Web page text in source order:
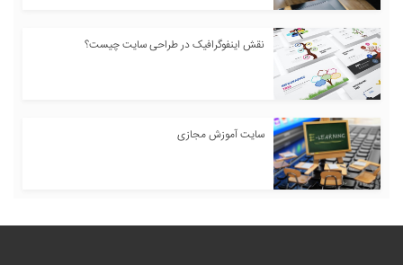
نقش اینفوگرافیک در طراحی سایت چیست؟
سایت آموزش مجازی